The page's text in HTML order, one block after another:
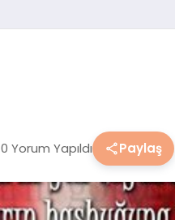
0 Yorum Yapıldı Paylaş